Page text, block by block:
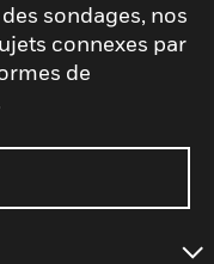
sondages, nos
connexes par
de